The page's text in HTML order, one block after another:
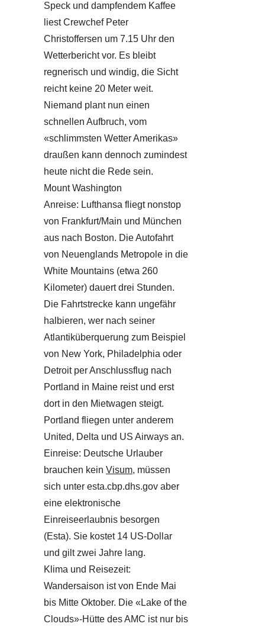
Speck und dampfendem Kaffee
liest Crewchef Peter
Christoffersen um 7.15 Uhr den
Wetterbericht vor. Es bleibt
regnerisch und windig, die Sicht
reicht keine 20 Meter weit.
Niemand plant nun einen
schnellen Aufbruch, vom
«schlimmsten Wetter Amerikas»
draußen kann dennoch zumindest
heute nicht die Rede sein.
Mount Washington
Anreise: Lufthansa fliegt nonstop
von Frankfurt/Main und München
aus nach Boston. Die Autofahrt
von Neuenglands Metropole in die
White Mountains (etwa 260
Kilometer) dauert drei Stunden.
Die Fahrtstrecke kann ungefähr
halbieren, wer nach seiner
Atlantiküberquerung zum Beispiel
von New York, Philadelphia oder
Detroit per Anschlussflug nach
Portland in Maine reist und erst
dort in den Mietwagen steigt.
Portland fliegen unter anderem
United, Delta und US Airways an.
Einreise: Deutsche Urlauber
brauchen kein Visum, müssen
sich unter esta.cbp.dhs.gov aber
eine elektronische
Einreiseerlaubnis besorgen
(Esta). Sie kostet 14 US-Dollar
und gilt zwei Jahre lang.
Klima und Reisezeit:
Wandersaison ist von Ende Mai
bis Mitte Oktober. Die «Lake of the
Clouds»-Hütte des AMC ist nur bis